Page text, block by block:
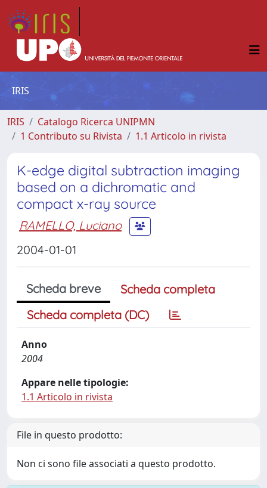
IRIS
IRIS
Catalogo Ricerca UNIPMN
1 Contributo su Rivista
1.1 Articolo in rivista
K-edge digital subtraction imaging
based on a dichromatic and
compact x-ray source
RAMELLO, Luciano
2004-01-01
Scheda breve
Scheda completa
Scheda completa (DC)
Anno
2004
Appare nelle tipologie:
1.1 Articolo in rivista
File in questo prodotto:
Non ci sono file associati a questo prodotto.